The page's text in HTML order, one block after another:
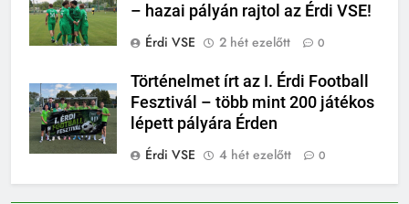
– hazai pályán rajtol az Érdi VSE!
Érdi VSE
2 hét ezelőtt 0
Történelmet írt az I. Érdi Football
Fesztivál – több mint 200 játékos
lépett pályára Érden
Érdi VSE
4 hét ezelőtt 0